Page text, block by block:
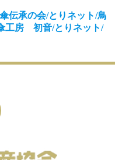
伝承の会/とりネット/鳥
工房 初音/とりネット/